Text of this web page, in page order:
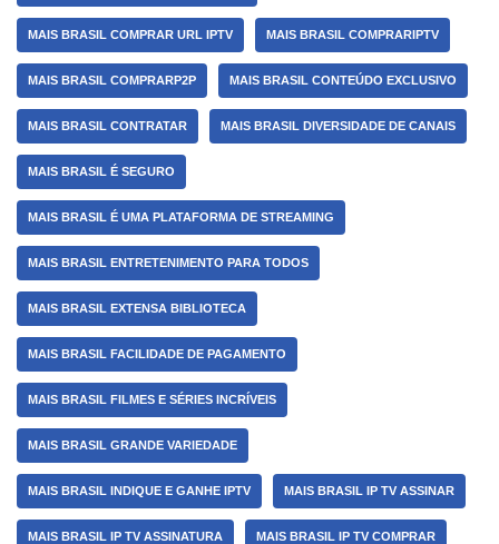
MAIS BRASIL COMPRAR URL IPTV MAIS BRASIL COMPRARIPTV
MAIS BRASIL COMPRARP2P MAIS BRASIL CONTEÚDO EXCLUSIVO
MAIS BRASIL CONTRATAR MAIS BRASIL DIVERSIDADE DE CANAIS
MAIS BRASIL É SEGURO
MAIS BRASIL É UMA PLATAFORMA DE STREAMING
MAIS BRASIL ENTRETENIMENTO PARA TODOS
MAIS BRASIL EXTENSA BIBLIOTECA
MAIS BRASIL FACILIDADE DE PAGAMENTO
MAIS BRASIL FILMES E SÉRIES INCRÍVEIS
MAIS BRASIL GRANDE VARIEDADE
MAIS BRASIL INDIQUE E GANHE IPTV MAIS BRASIL IP TV ASSINAR
MAIS BRASIL IP TV ASSINATURA MAIS BRASIL IP TV COMPRAR